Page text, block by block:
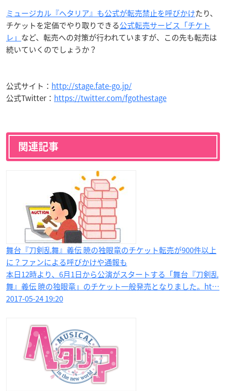
ミュージカル『ヘタリア』も公式が転売禁止を呼びかけたり、
チケットを定価でやり取りできる公式転売サービス「チケト
レ」 など、転売への対策が行われていますが、この先も転売は
続いていくのでしょうか？
公式サイト： http://stage.fate-go.jp/
公式Twitter： https://twitter.com/fgothestage
関連記事
舞台『刀剣乱舞』義伝 暁の独眼竜のチケット転売が900件以上
に？ファンによる呼びかけや通報も
本日12時より、6月1日から公演がスタートする「舞台『刀剣乱
舞』義伝 暁の独眼竜」のチケット一般発売となりました。ht…
2017-05-24 19:20